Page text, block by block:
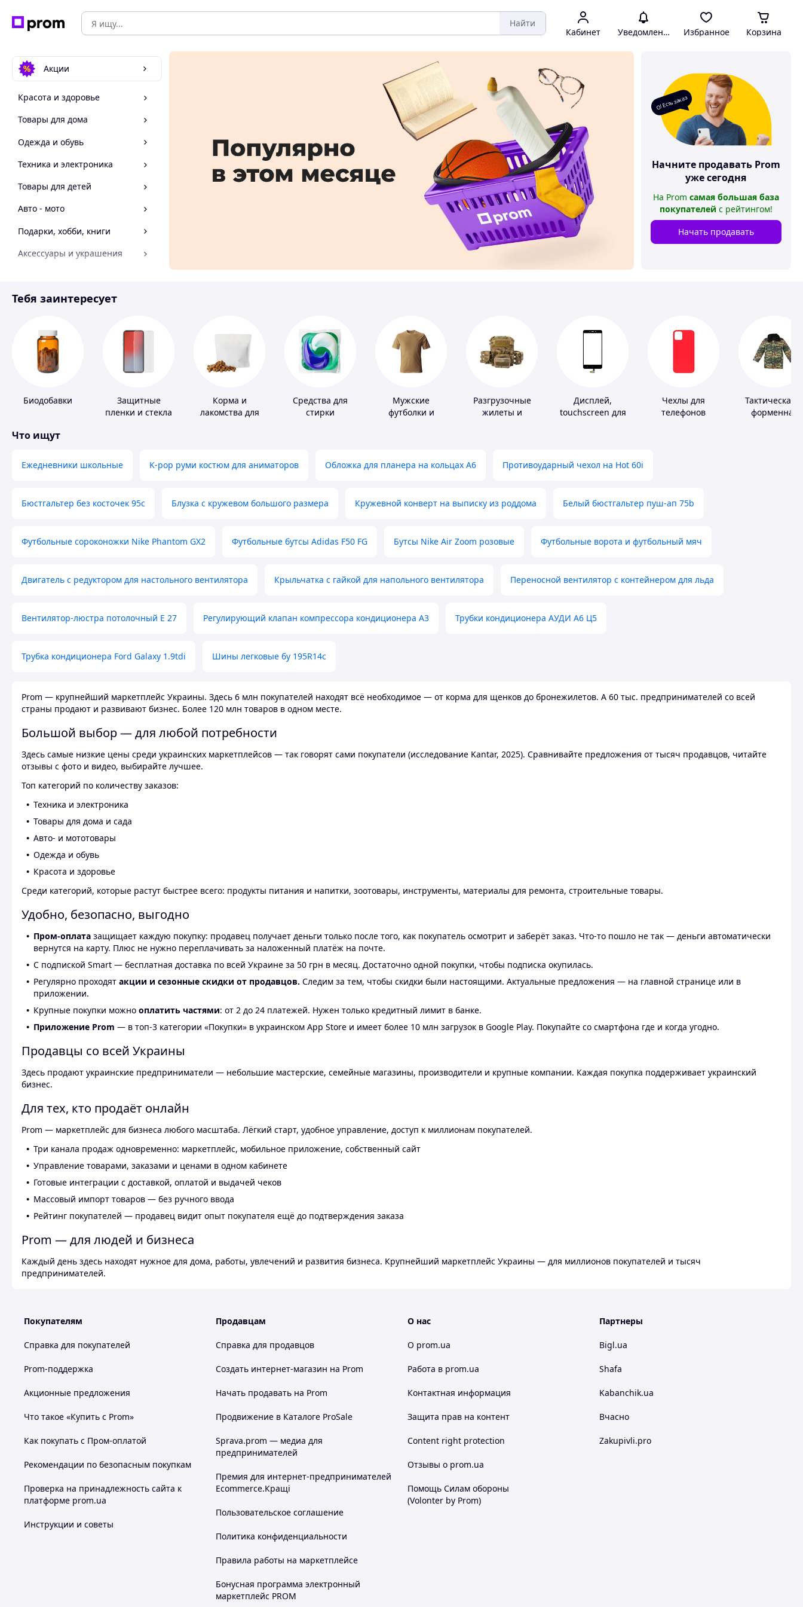
Найти
Кабинет Уведомления Избранное Корзина
Акции
Красота и здоровье
Товары для дома
Одежда и обувь
Техника и электроника
Товары для детей
Авто - мото
Подарки, хобби, книги
Аксессуары и украшения
Спорт и отдых
О! Есть заказ
Начните продавать Prom
уже сегодня
На Prom самая большая база
покупателей с рейтингом!
Начать продавать
Тебя заинтересует
Биодобавки
Защитные
пленки и стекла
Корма и
лакомства для
Средства для
стирки
Мужские
футболки и
Разгрузочные
жилеты и
Дисплей,
touchscreen для
Чехлы для
телефонов
Тактическая и
форменная
Что ищут
Ежедневники школьные K-pop руми костюм для аниматоров Обложка для планера на кольцах А6 Противоударный чехол на Hot 60i
Бюстгальтер без косточек 95с Блузка с кружевом большого размера Кружевной конверт на выписку из роддома Белый бюстгальтер пуш-ап 75b
Футбольные сороконожки Nike Phantom GX2 Футбольные бутсы Adidas F50 FG Бутсы Nike Air Zoom розовые Футбольные ворота и футбольный мяч
Двигатель с редуктором для настольного вентилятора Крыльчатка с гайкой для напольного вентилятора Переносной вентилятор с контейнером для льда
Вентилятор-люстра потолочный E 27 Регулирующий клапан компрессора кондиционера А3 Трубки кондиционера АУДИ А6 Ц5
Трубка кондиционера Ford Galaxy 1.9tdi Шины легковые бу 195R14c
Prom — крупнейший маркетплейс Украины. Здесь 6 млн покупателей находят всё необходимое — от корма для щенков до бронежилетов. А 60 тыс. предпринимателей со всей
страны продают и развивают бизнес. Более 120 млн товаров в одном месте.
Большой выбор — для любой потребности
Здесь самые низкие цены среди украинских маркетплейсов — так говорят сами покупатели (исследование Kantar, 2025). Сравнивайте предложения от тысяч продавцов, читайте
отзывы с фото и видео, выбирайте лучшее.
Топ категорий по количеству заказов:
Техника и электроника
Товары для дома и сада
Авто- и мототовары
Одежда и обувь
Красота и здоровье
Среди категорий, которые растут быстрее всего: продукты питания и напитки, зоотовары, инструменты, материалы для ремонта, строительные товары.
Удобно, безопасно, выгодно
Пром-оплата защищает каждую покупку: продавец получает деньги только после того, как покупатель осмотрит и заберёт заказ. Что-то пошло не так — деньги автоматически
вернутся на карту. Плюс не нужно переплачивать за наложенный платёж на почте.
С подпиской Smart — бесплатная доставка по всей Украине за 50 грн в месяц. Достаточно одной покупки, чтобы подписка окупилась.
Регулярно проходят акции и сезонные скидки от продавцов. Следим за тем, чтобы скидки были настоящими. Актуальные предложения — на главной странице или в
приложении.
Крупные покупки можно оплатить частями: от 2 до 24 платежей. Нужен только кредитный лимит в банке.
Приложение Prom — в топ-3 категории «Покупки» в украинском App Store и имеет более 10 млн загрузок в Google Play. Покупайте со смартфона где и когда угодно.
Продавцы со всей Украины
Здесь продают украинские предприниматели — небольшие мастерские, семейные магазины, производители и крупные компании. Каждая покупка поддерживает украинский
бизнес.
Для тех, кто продаёт онлайн
Prom — маркетплейс для бизнеса любого масштаба. Лёгкий старт, удобное управление, доступ к миллионам покупателей.
Три канала продаж одновременно: маркетплейс, мобильное приложение, собственный сайт
Управление товарами, заказами и ценами в одном кабинете
Готовые интеграции с доставкой, оплатой и выдачей чеков
Массовый импорт товаров — без ручного ввода
Рейтинг покупателей — продавец видит опыт покупателя ещё до подтверждения заказа
Prom — для людей и бизнеса
Каждый день здесь находят нужное для дома, работы, увлечений и развития бизнеса. Крупнейший маркетплейс Украины — для миллионов покупателей и тысяч
предпринимателей.
Покупателям
Справка для покупателей
Prom-поддержка
Акционные предложения
Что такое «Купить с Prom»
Как покупать с Пром-оплатой
Рекомендации по безопасным покупкам
Проверка на принадлежность сайта к
платформе prom.ua
Инструкции и советы
Продавцам
Справка для продавцов
Создать интернет-магазин на Prom
Начать продавать на Prom
Продвижение в Каталоге ProSale
Sprava.prom — медиа для
предпринимателей
Премия для интернет-предпринимателей
Ecommerce.Кращі
Пользовательское соглашение
Политика конфиденциальности
Правила работы на маркетплейсе
Бонусная программа электронный
маркетплейс PROM
О нас
О prom.ua
Работа в prom.ua
Контактная информация
Защита прав на контент
Content right protection
Отзывы о prom.ua
Помощь Силам обороны
(Volonter by Prom)
Партнеры
Bigl.ua
Shafa
Kabanchik.ua
Вчасно
Zakupivli.pro